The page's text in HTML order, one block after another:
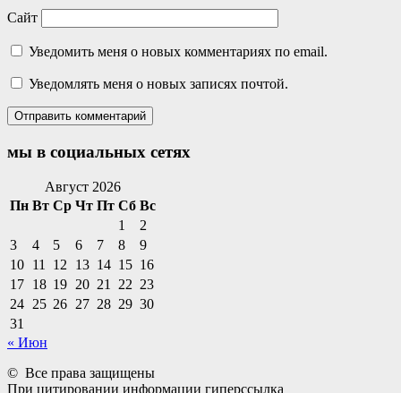
Сайт
Уведомить меня о новых комментариях по email.
Уведомлять меня о новых записях почтой.
мы в социальных сетях
Facebook
Instagram
VKontakte
ТелефонАвгуст 2026
Пн Вт Ср Чт Пт Сб Вс
1
2
3
4 5 6 7 8
9
10 11 12 13 14 15 16
17 18 19 20 21 22 23
24 25 26 27 28 29 30
31
« Июн
© Все права защищены
При цитировании информации гиперссылка